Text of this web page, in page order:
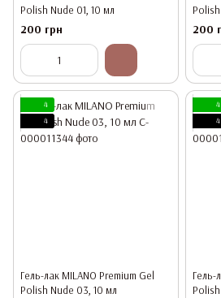
Polish Nude 01, 10 мл
200 грн 200
4
4
Гель-лак MILANO Premium Gel
Polish Nude 03, 10 мл
4
4
Гель-